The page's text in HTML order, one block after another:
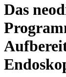
Das